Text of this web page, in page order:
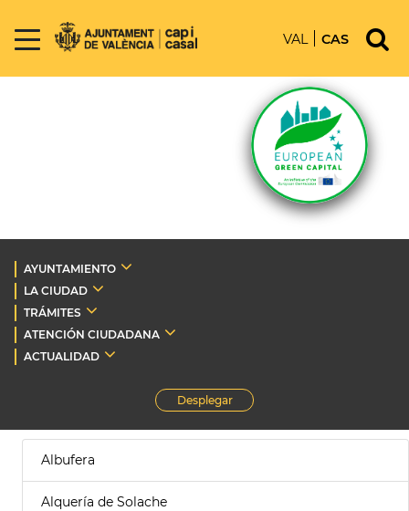
VAL CAS
AYUNTAMIENTO
LA CIUDAD
TRÁMITES
ATENCIÓN CIUDADANA
ACTUALIDAD
Desplegar
Albufera
Alquería de Solache